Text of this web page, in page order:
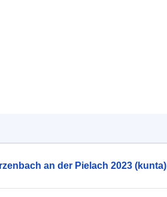
an der Pielach 2023 (kunta)